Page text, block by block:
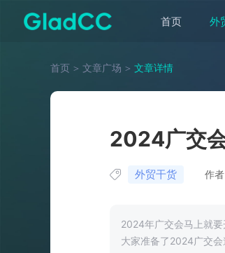
首页 外
首页 ＞ 文章广场 ＞ 文章详情
2024广交
外贸干货 作
2024年广交会马上就
大家准备了2024广交会